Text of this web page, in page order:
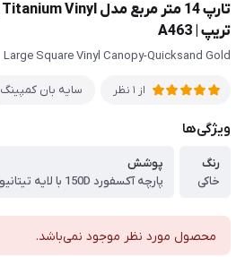
تریپ | A463
Large Square Vinyl Canopy-Quicksand Gold
از 1 نظر سایه بان کمپینگ
ویژگی‌ها
رنگ
خاکی
پوشش
پارچه آکسفورد 150D با لایه تیتانیوم وینیل
محصول مورد نظر موجود نمی‌باشد.